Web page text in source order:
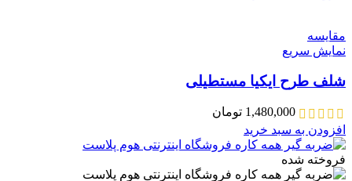
مقايسه
نمایش سریع
شلف طرح ایکیا مستطیلی
1,480,000 تومان
افزودن به سبد خرید
فروخته شده